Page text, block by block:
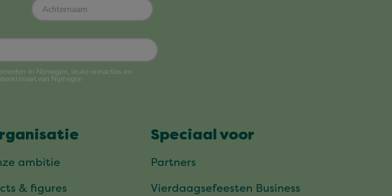
ambitie
& figures
Speciaal voor
Partners
Vierdaagsefeesten Business